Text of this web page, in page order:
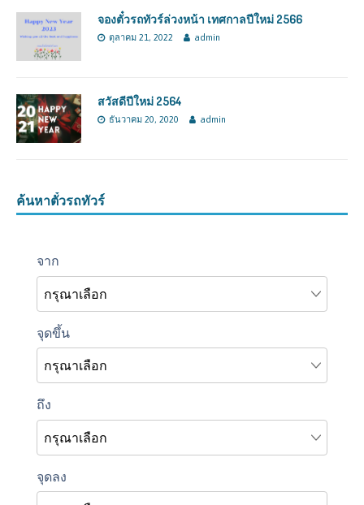
จองตั๋วรถทัวร์ล่วงหน้า เทศกาลปีใหม่ 2566
ตุลาคม 21, 2022 admin
สวัสดีปีใหม่ 2564
ธันวาคม 20, 2020 admin
ค้นหาตั๋วรถทัวร์